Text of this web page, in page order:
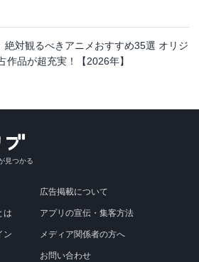
絶対観るべきアニメおすすめ35選 オリジ
作品が超充実！【2026年】
見つかる
は
ン
広告掲載について
アプリの宣伝・集客方法
メディア関係者の方へ
お問い合わせ